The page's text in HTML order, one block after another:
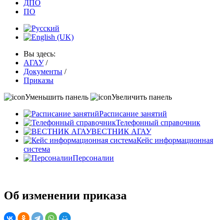
ДПО
ПО
Вы здесь:
АГАУ /
Документы /
Приказы
Уменьшить панель
Увеличить панель
Расписание занятий
Телефонный справочник
ВЕСТНИК АГАУ
Кейс информационная
система
Персоналии
Об изменении приказа